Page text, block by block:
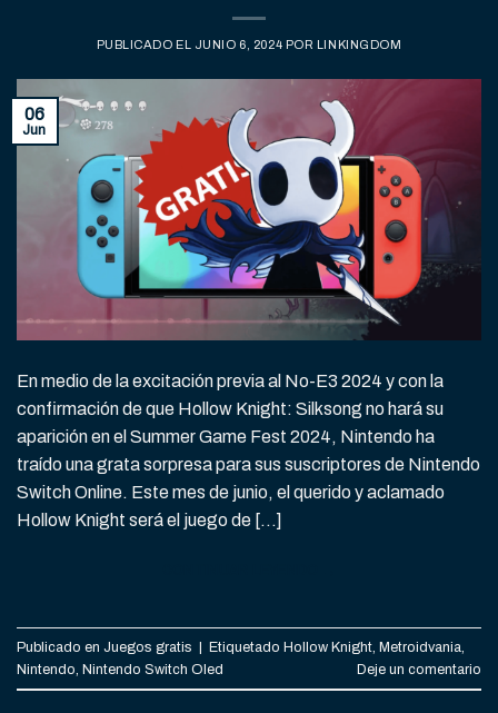
PUBLICADO EL JUNIO 6, 2024 POR LINKINGDOM
06
Jun
En medio de la excitación previa al No-E3 2024 y con la
confirmación de que Hollow Knight: Silksong no hará su
aparición en el Summer Game Fest 2024, Nintendo ha
traído una grata sorpresa para sus suscriptores de Nintendo
Switch Online. Este mes de junio, el querido y aclamado
Hollow Knight será el juego de […]
Publicado en Juegos gratis | Etiquetado Hollow Knight Metroidvania
Nintendo Nintendo Switch Oled Deje un comentario